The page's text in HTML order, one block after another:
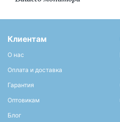
Клиентам
О нас
Оплата и доставка
Гарантия
Оптовикам
Блог